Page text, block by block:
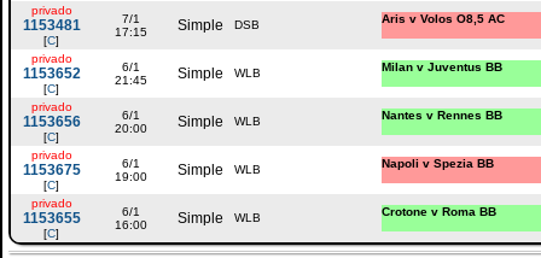
privado
1153481
[C]
7/1
17:15
Simple DSB Aris v Volos O8,5 AC
privado
1153652
[C]
6/1
21:45
Simple WLB Milan v Juventus BB
privado
1153656
[C]
6/1
20:00
Simple WLB Nantes v Rennes BB
privado
1153675
[C]
6/1
19:00
Simple WLB Napoli v Spezia BB
privado
1153655
[C]
6/1
16:00
Simple WLB Crotone v Roma BB